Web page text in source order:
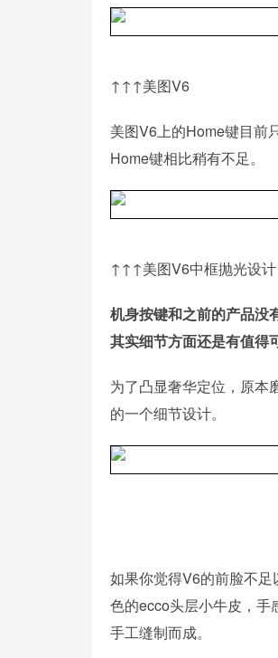
↑↑↑美图V6
美图V6上的Home键目前
Home键相比稍有不足。
↑↑↑美图V6中框抛光设计
机身按键和之前的产品没
其实细节方面还是有值得
为了凸显奢华定位，原本
的一个细节设计。
如果你觉得V6的前脸不
色的ecco头层小牛皮，手
手工缝制而成。